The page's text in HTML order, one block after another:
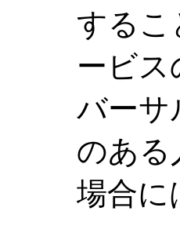
するこ
ービス
バーサ
のある
場合に